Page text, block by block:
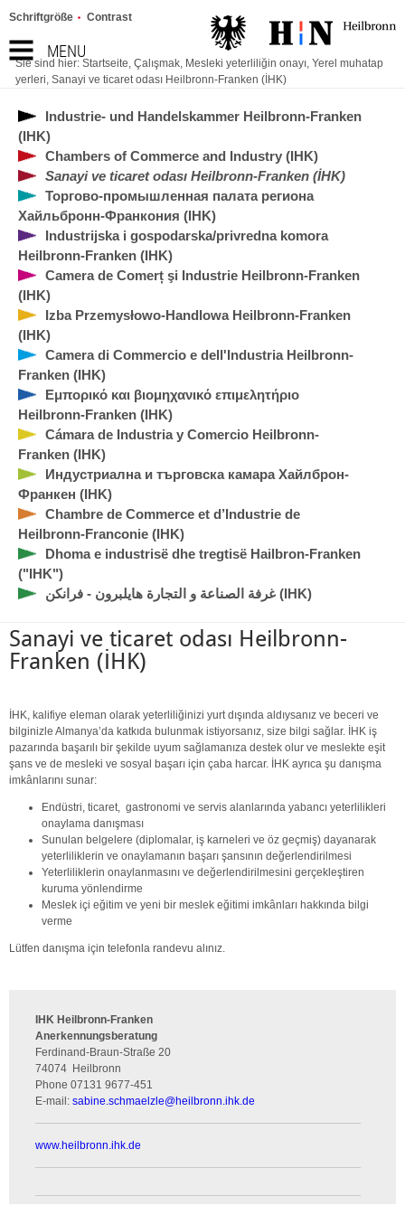
MENU
Schriftgröße Contrast
Sie sind hier: Startseite, Çalışmak, Mesleki yeterliliğin onayı, Yerel muhatap
yerleri, Sanayi ve ticaret odası Heilbronn-Franken (İHK)
Industrie- und Handelskammer Heilbronn-Franken
(IHK)
Chambers of Commerce and Industry (IHK)
Sanayi ve ticaret odası Heilbronn-Franken (İHK)
Торгово-промышленная палата региона
Хайльбронн-Франкония (IHK)
Industrijska i gospodarska/privredna komora
Heilbronn-Franken (IHK)
Camera de Comerț şi Industrie Heilbronn-Franken
(IHK)
Izba Przemysłowo-Handlowa Heilbronn-Franken
(IHK)
Camera di Commercio e dell'Industria Heilbronn-
Franken (IHK)
Εμπορικό και βιομηχανικό επιμελητήριο
Heilbronn-Franken (IHK)
Cámara de Industria y Comercio Heilbronn-
Franken (IHK)
Индустриална и търговска камара Хайлброн-
Франкен (IHK)
Chambre de Commerce et d’Industrie de
Heilbronn-Franconie (IHK)
Dhoma e industrisë dhe tregtisë Hailbron-Franken
("IHK")
غرفة الصناعة و التجارة هايلبرون - فرانكن (IHK)
Sanayi ve ticaret odası Heilbronn-
Franken (İHK)
İHK, kalifiye eleman olarak yeterliliğinizi yurt dışında aldıysanız ve beceri ve
bilginizle Almanya’da katkıda bulunmak istiyorsanız, size bilgi sağlar. İHK iş
pazarında başarılı bir şekilde uyum sağlamanıza destek olur ve meslekte eşit
şans ve de mesleki ve sosyal başarı için çaba harcar. İHK ayrıca şu danışma
imkânlarını sunar:
Endüstri, ticaret, gastronomi ve servis alanlarında yabancı yeterlilikleri
onaylama danışması
Sunulan belgelere (diplomalar, iş karneleri ve öz geçmiş) dayanarak
yeterliliklerin ve onaylamanın başarı şansının değerlendirilmesi
Yeterliliklerin onaylanmasını ve değerlendirilmesini gerçekleştiren
kuruma yönlendirme
Meslek içi eğitim ve yeni bir meslek eğitimi imkânları hakkında bilgi
verme
Lütfen danışma için telefonla randevu alınız.
IHK Heilbronn-Franken
Anerkennungsberatung
Ferdinand-Braun-Straße 20
74074 Heilbronn
Phone 07131 9677-451
E-mail: sabine.schmaelzle@heilbronn.ihk.de
www.heilbronn.ihk.de